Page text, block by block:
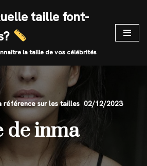
taille font-
la taille de vos célébrités
02/12/2023
de inma